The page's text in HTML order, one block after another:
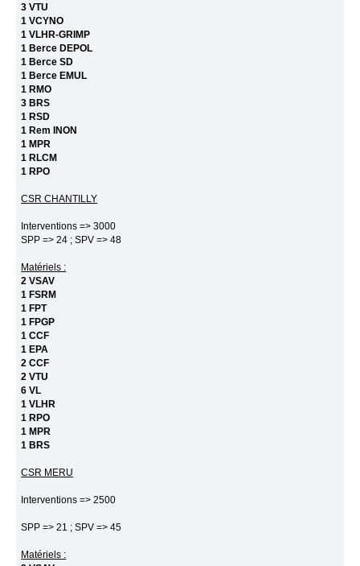
3 VTU
1 VCYNO
1 VLHR-GRIMP
1 Berce DEPOL
1 Berce SD
1 Berce EMUL
1 RMO
3 BRS
1 RSD
1 Rem INON
1 MPR
1 RLCM
1 RPO
CSR CHANTILLY
Interventions => 3000
SPP => 24 ; SPV => 48
Matériels :
2 VSAV
1 FSRM
1 FPT
1 FPGP
1 CCF
1 EPA
2 CCF
2 VTU
6 VL
1 VLHR
1 RPO
1 MPR
1 BRS
CSR MERU
Interventions => 2500
SPP => 21 ; SPV => 45
Matériels :